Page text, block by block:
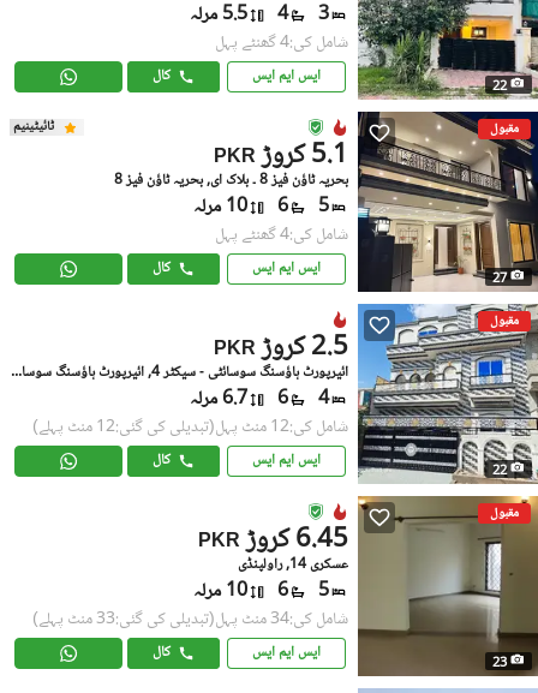
22
3
4 5.5 مرلہ
شامل کی:4 گھنٹے پہل
ایس ایم ایس کال
مقبول
27
ٹائیٹینیم
PKR 5.1 کروڑ
بحریہ ٹاؤن فیز 8 ۔ بلاک ای, بحریہ ٹاؤن فیز 8
5
6 10 مرلہ
شامل کی:4 گھنٹے پہل
ایس ایم ایس کال
مقبول
22
PKR 2.5 کروڑ
ائیرپورٹ ہاؤسنگ سوسائٹی - سیکٹر 4, ائیرپورٹ ہاؤسنگ سوسائٹی
4
6 6.7 مرلہ
شامل کی:12 منٹ پہل (تبدیلی کی گئی:12 منٹ پہلے)
ایس ایم ایس کال
مقبول
23
PKR 6.45 کروڑ
عسکری 14, راولپنڈی
5
6 10 مرلہ
شامل کی:34 منٹ پہل (تبدیلی کی گئی:33 منٹ پہلے)
ایس ایم ایس کال